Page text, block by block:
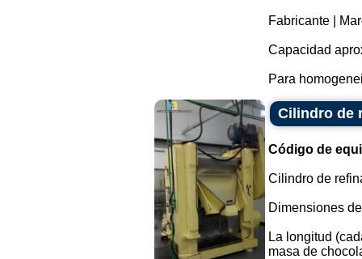
Fabricante |
Capacidad
Para
Cilindro de
Código de
Cilindro de
Dimensiones
La longitud
masa de